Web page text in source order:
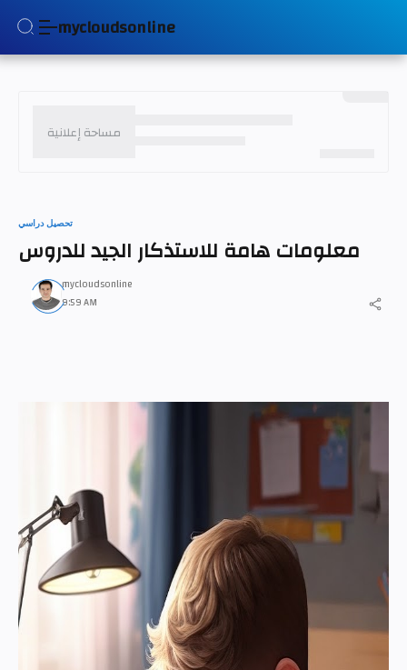
mycloudsonline
تحصيل دراسي
معلومات هامة للاستذكار الجيد للدروس
mycloudsonline